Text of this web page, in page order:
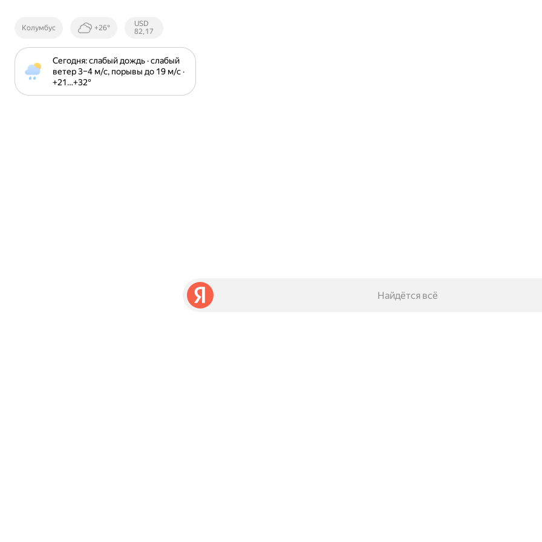
Колумбус +26°
Курсы ЦБ
РФ
USD
82,17
Сегодня: слабый дождь · слабый
ветер 3⁠–⁠4 м⁠/⁠с, порывы до 19 м⁠/⁠с ·
+21⁠…⁠+32⁠°